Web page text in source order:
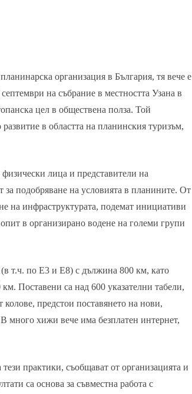
организация в България, тя вече е
на събрание в местността Узана в
цел в обществена полза. Той
в областта на планинския туризъм,
лица и представители на
подобряване на условията в планините. От
на инфраструктурата, подемат инициативи
в организирано водене на големи групи
т.ч. по Е3 и Е8) с дължина 800 км, като
Поставени са над 600 указателни табели,
предстои поставянето на нови,
много хижи вече има безплатен интернет,
практики, съобщават от организацията и
са основа за съвместна работа с